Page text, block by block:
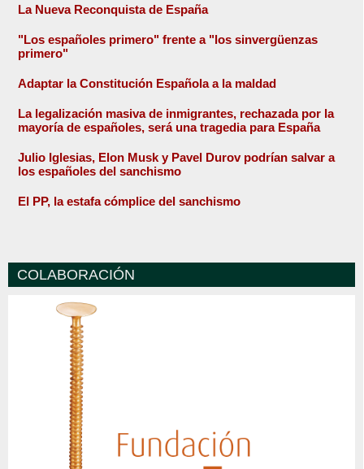
La Nueva Reconquista de España
"Los españoles primero" frente a "los sinvergüenzas
primero"
Adaptar la Constitución Española a la maldad
La legalización masiva de inmigrantes, rechazada por la
mayoría de españoles, será una tragedia para España
Julio Iglesias, Elon Musk y Pavel Durov podrían salvar a
los españoles del sanchismo
El PP, la estafa cómplice del sanchismo
COLABORACIÓN